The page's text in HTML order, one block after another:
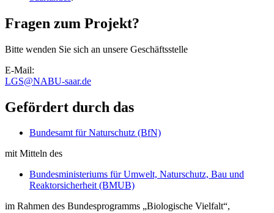
Fragen zum Projekt?
Bitte wenden Sie sich an unsere Geschäftsstelle
E-Mail:
LGS@NABU-saar.de
Gefördert durch das
Bundesamt für Naturschutz (BfN)
mit Mitteln des
Bundesministeriums für Umwelt, Naturschutz, Bau und
Reaktorsicherheit (BMUB)
im Rahmen des Bundesprogramms „Biologische Vielfalt“,